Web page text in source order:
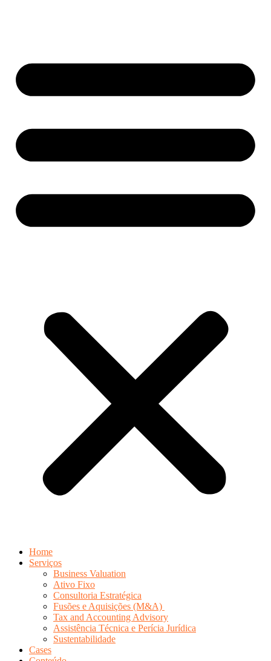
Home
Serviços
Business Valuation
Ativo Fixo
Consultoria Estratégica
Fusões e Aquisições (M&A)
Tax and Accounting Advisory
Assistência Técnica e Perícia Jurídica
Sustentabilidade
Cases